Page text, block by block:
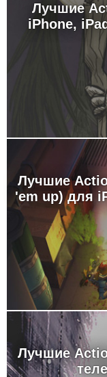
Лучшие
iPhone,
Лучшие
'em up) для
Лучшие